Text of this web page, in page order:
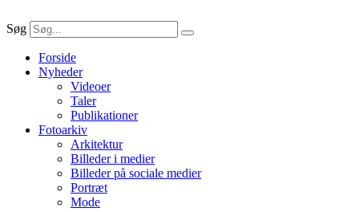
Søg
Forside
Nyheder
Videoer
Taler
Publikationer
Fotoarkiv
Arkitektur
Billeder i medier
Billeder på sociale medier
Portræt
Mode